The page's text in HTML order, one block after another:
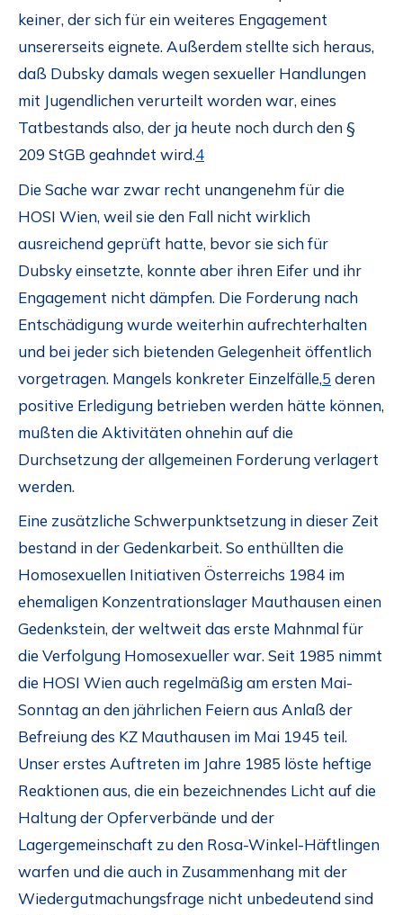
keiner, der sich für ein weiteres Engagement
unsererseits eignete. Außerdem stellte sich heraus,
daß Dubsky damals wegen sexueller Handlungen
mit Jugendlichen verurteilt worden war, eines
Tatbestands also, der ja heute noch durch den §
209 StGB geahndet wird.4
Die Sache war zwar recht unangenehm für die
HOSI Wien, weil sie den Fall nicht wirklich
ausreichend geprüft hatte, bevor sie sich für
Dubsky einsetzte, konnte aber ihren Eifer und ihr
Engagement nicht dämpfen. Die Forderung nach
Entschädigung wurde weiterhin aufrechterhalten
und bei jeder sich bietenden Gelegenheit öffentlich
vorgetragen. Mangels konkreter Einzelfälle,5 deren
positive Erledigung betrieben werden hätte können,
mußten die Aktivitäten ohnehin auf die
Durchsetzung der allgemeinen Forderung verlagert
werden.
Eine zusätzliche Schwerpunktsetzung in dieser Zeit
bestand in der Gedenkarbeit. So enthüllten die
Homosexuellen Initiativen Österreichs 1984 im
ehemaligen Konzentrationslager Mauthausen einen
Gedenkstein, der weltweit das erste Mahnmal für
die Verfolgung Homosexueller war. Seit 1985 nimmt
die HOSI Wien auch regelmäßig am ersten Mai-
Sonntag an den jährlichen Feiern aus Anlaß der
Befreiung des KZ Mauthausen im Mai 1945 teil.
Unser erstes Auftreten im Jahre 1985 löste heftige
Reaktionen aus, die ein bezeichnendes Licht auf die
Haltung der Opferverbände und der
Lagergemeinschaft zu den Rosa-Winkel-Häftlingen
warfen und die auch in Zusammenhang mit der
Wiedergutmachungsfrage nicht unbedeutend sind